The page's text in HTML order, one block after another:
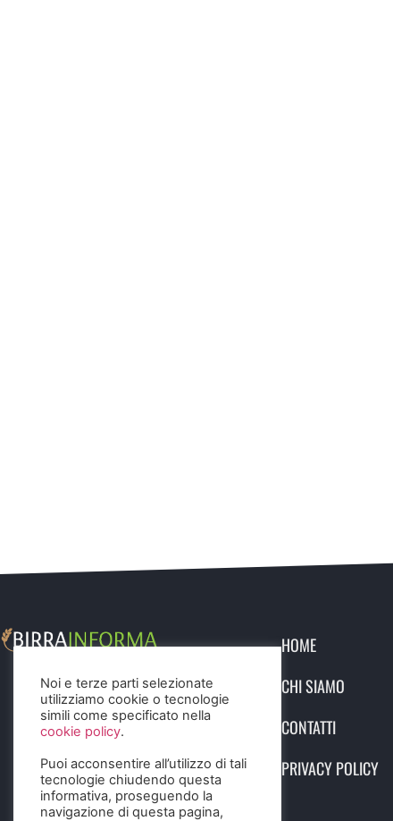
HOME
CHI SIAMO
CONTATTI
PRIVACY POLICY
Noi e terze parti selezionate
utilizziamo cookie o tecnologie
simili come specificato nella
cookie policy.
Puoi acconsentire all’utilizzo di tali
tecnologie chiudendo questa
informativa, proseguendo la
navigazione di questa pagina,